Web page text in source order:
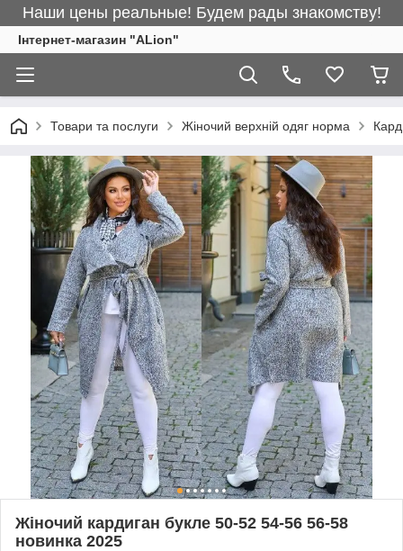
Наши цены реальные! Будем рады знакомству!
Інтернет-магазин "ALіon"
Товари та послуги Жіночий верхній одяг норма
Жіночий кардиган букле 50-52 54-56 56-58
новинка 2025